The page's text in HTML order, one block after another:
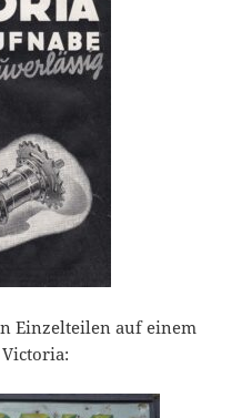
Einzelteilen auf einem